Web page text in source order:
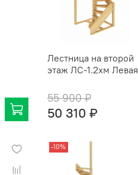
Лестница на второй
этаж ЛC-1.2хм Левая
55 900 ₽
50 310 ₽
-10%